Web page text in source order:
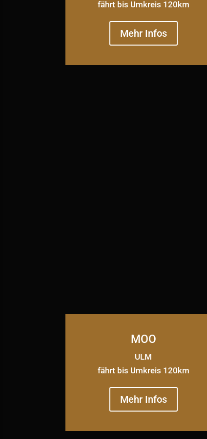
fährt bis Umkreis 120km
Mehr Infos
MOO
ULM
fährt bis Umkreis 120km
Mehr Infos